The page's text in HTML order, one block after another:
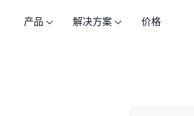
产品 解决方案 价格